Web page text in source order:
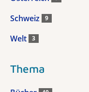
Schweiz 9
Welt 3
Thema